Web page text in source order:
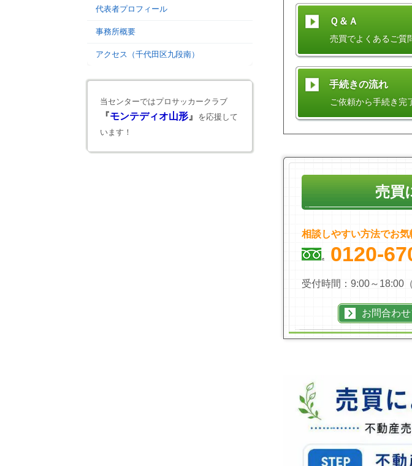
Ｑ＆Ａ
売買でよくあるご質
手続きの流れ
ご依頼から手続き完
売買
相談しやすい方法でお気
0120-
受付時間：9:00～18:00
お問合わ
代表者プロフィール
事務所概要
アクセス（千代田区九段南）
当センターではプロサッカークラブ
『 モンテディオ山形』
を応援して
います！